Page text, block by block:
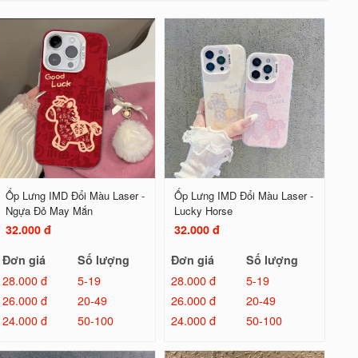
Ốp Lưng IMD Đổi Màu Laser -
Ngựa Đỏ May Mắn
32.000 đ
Đơn giá
Số lượng
28.000 đ
5-19
26.000 đ
20-49
24.000 đ
50-100
Ốp Lưng IMD Đổi Màu Laser -
Lucky Horse
32.000 đ
Đơn giá
Số lượng
28.000 đ
5-19
26.000 đ
20-49
24.000 đ
50-100